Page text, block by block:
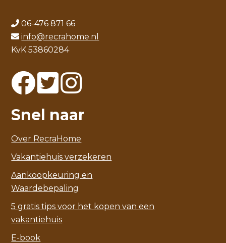
06-476 871 66
info@recrahome.nl
KvK 53860284
Snel naar
Over RecraHome
Vakantiehuis verzekeren
Aankoopkeuring en
Waardebepaling
5 gratis tips voor het kopen van een
vakantiehuis
E-book